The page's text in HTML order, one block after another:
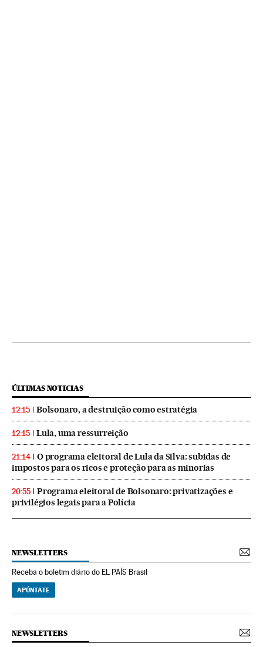
ÚLTIMAS NOTICIAS
12:15 Bolsonaro, a destruição como estratégia
12:15 Lula, uma ressurreição
21:14
O programa eleitoral de Lula da Silva: subidas de
impostos para os ricos e proteção para as minorias
20:55
Programa eleitoral de Bolsonaro: privatizações e
privilégios legais para a Polícia
NEWSLETTERS
Receba o boletim diário do EL PAÍS Brasil
APÚNTATE
NEWSLETTERS